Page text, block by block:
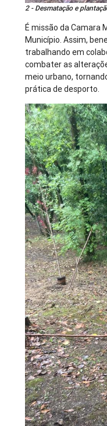
2 - Desmatação e
É missão da Camara
Município. Assim,
trabalhando em
combater as
meio urbano,
prática de desporto.